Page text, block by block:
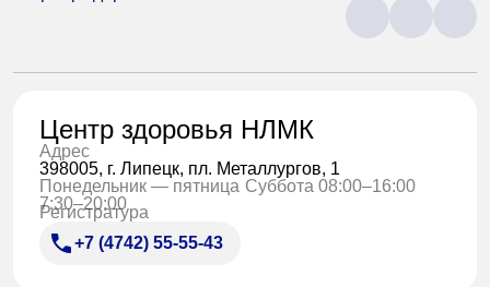
Центр здоровья НЛМК
Адрес
398005, г. Липецк, пл. Металлургов, 1
Понедельник — пятница
7:30–20:00
Суббота 08:00–16:00
Регистратура
+7 (4742) 55-55-43